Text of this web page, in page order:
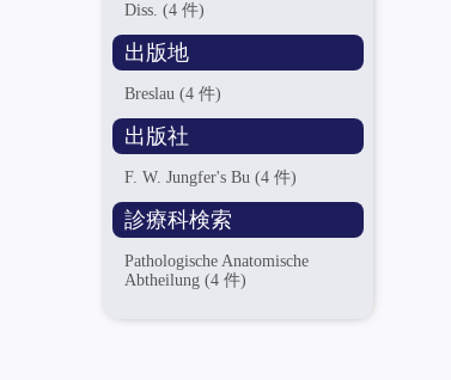
Diss.(4 件)
出版地
Breslau(4 件)
出版社
F. W. Jungfer's Bu(4 件)
診療科検索
Pathologische Anatomische
Abtheilung(4 件)